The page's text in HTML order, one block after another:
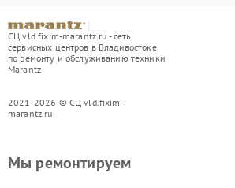
СЦ vld.fixim-marantz.ru - сеть
сервисных центров в Владивостоке
по ремонту и обслуживанию техники
Marantz
2021-2026 © СЦ vld.fixim-
marantz.ru
Мы ремонтируем